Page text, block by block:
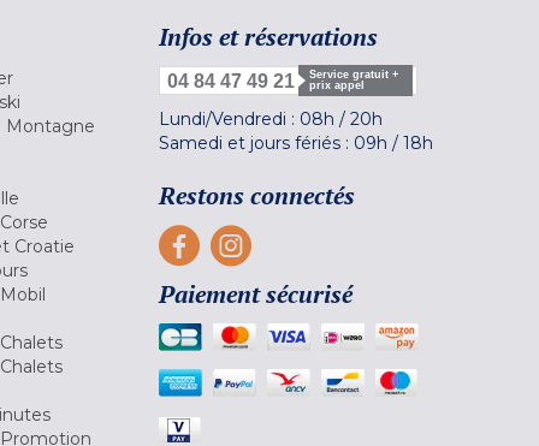
Montagne
Croatie
Infos et réservations
04 84 47 49 21
Service gratuit +
prix appel
Lundi/Vendredi : 08h / 20h
Samedi et jours fériés : 09h / 18h
Restons connectés
Paiement sécurisé